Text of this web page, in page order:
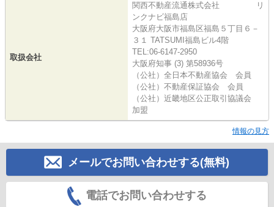
取扱会社
関西不動産流通株式会社 リ
ンクナビ福島店
大阪府大阪市福島区福島５丁目６－
３１ TATSUMI福島ビル4階
TEL:06-6147-2950
大阪府知事 (3) 第58936号
（公社）全日本不動産協会 会員
（公社）不動産保証協会 会員
（公社）近畿地区公正取引協議会
加盟
情報の見方
メールでお問い合わせする(無料)
電話でお問い合わせする